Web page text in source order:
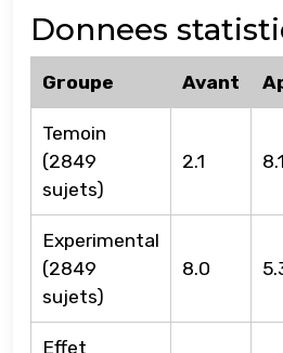
Donnees
Groupe Avant
Temoin
(2849
sujets)
2.1 8.1
Experimental
(2849
sujets)
8.0
Effet